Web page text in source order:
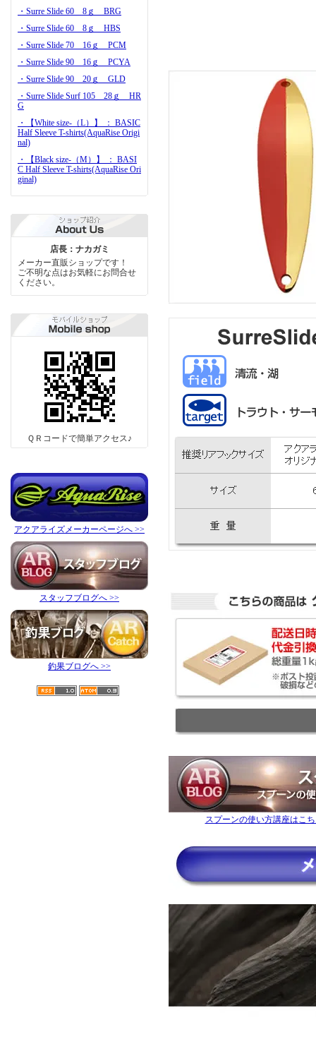
・Surre Slide 60 8ｇ BRG
・Surre Slide 60 8ｇ HBS
・Surre Slide 70 16ｇ PCM
・Surre Slide 90 16ｇ PCYA
・Surre Slide 90 20ｇ GLD
・Surre Slide Surf 105 28ｇ HR
G
・【White size-（L）】 ： BASIC
Half Sleeve T-shirts(AquaRise Origi
nal)
・【Black size-（M）】 ： BASI
C Half Sleeve T-shirts(AquaRise Ori
ginal)
店長：ナカガミ
メーカー直販ショップです！
ご不明な点はお気軽にお問合せ
ください。
ＱＲコードで簡単アクセス♪
アクアライズメーカーページへ >>
スタッフブログへ >>
釣果ブログへ >>
スプーンの使い方講座はこ